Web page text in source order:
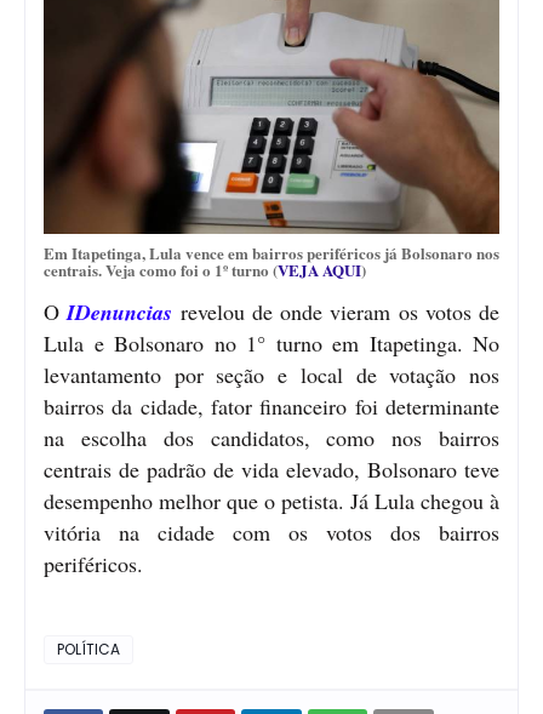
Em Itapetinga, Lula vence em bairros periféricos já Bolsonaro nos
centrais. Veja como foi o 1º turno (VEJA AQUI)
OIDenuncias revelou de onde vieram os votos de
Lula e Bolsonaro no 1° turno em Itapetinga. No
levantamento por seção e local de votação nos
bairros da cidade, fator financeiro foi determinante
na escolha dos candidatos, como nos bairros
centrais de padrão de vida elevado, Bolsonaro teve
desempenho melhor que o petista. Já Lula chegou à
vitória na cidade com os votos dos bairros
periféricos.
POLÍTICA